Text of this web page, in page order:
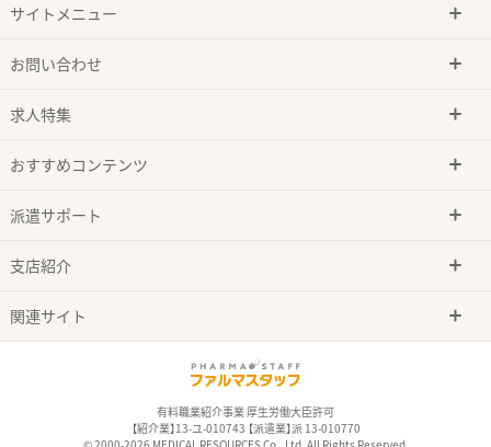
サイトメニュー
お問い合わせ
求人特集
おすすめコンテンツ
派遣サポート
支店紹介
関連サイト
有料職業紹介事業 厚生労働大臣許可
【紹介業】13-ユ-010743 【派遣業】派 13-010770